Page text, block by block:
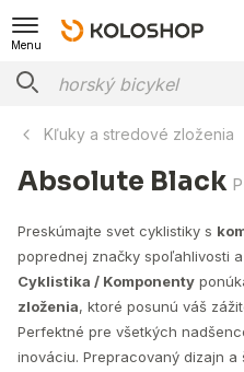
Menu
Kľuky a stredové zloženia
Absolute Black
Preskúmajte svet cyklistiky s
poprednej značky spoľahlivosti
Cyklistika / Komponenty
zloženia, ktoré posunú váš
Perfektné pre všetkých
inováciu. Prepracovaný dizajn